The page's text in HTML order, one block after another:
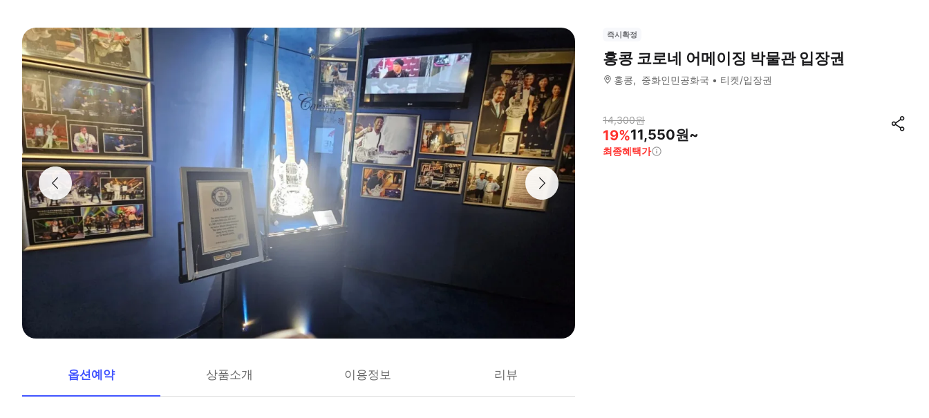
옵션예약 상품소개 이용정보 리뷰
즉시확정
홍콩 코로네 어메이징 박물관 입장권
홍콩 중화인민공화국 티켓/입장권
14,300원
19%11,550원~
최종혜택가